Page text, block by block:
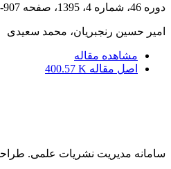
دوره 46، شماره 4، 1395، صفحه 907-928
امیر حسین رنجبریان، محمد سعیدی
مشاهده مقاله
اصل مقاله 400.57 K
سامانه مدیریت نشریات علمی.